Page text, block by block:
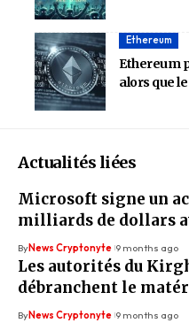
Ethereum
Ethereum
alors que
Actualités liées
Microsoft signe un
milliards de dollars
mineur BTC IREN
ByNews Cryptonyte 9 months ago
Les autorités du
débranchent le
pour économiser
ByNews Cryptonyte 9 months ago